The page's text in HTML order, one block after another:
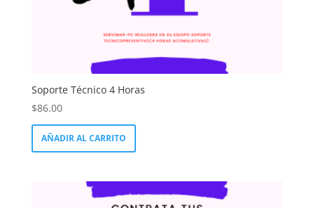
Soporte Técnico 4 Horas
$86.00
AÑADIR AL CARRITO